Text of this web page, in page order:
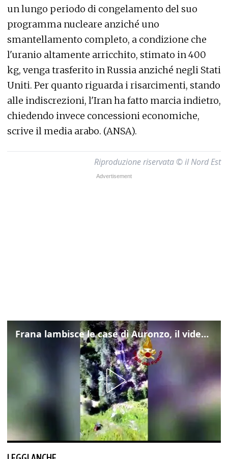
un lungo periodo di congelamento del suo
programma nucleare anziché uno
smantellamento completo, a condizione che
l'uranio altamente arricchito, stimato in 400
kg, venga trasferito in Russia anziché negli Stati
Uniti. Per quanto riguarda i risarcimenti, stando
alle indiscrezioni, l'Iran ha fatto marcia indietro,
chiedendo invece concessioni economiche,
scrive il media arabo. (ANSA).
Riproduzione riservata © il Nord Est
Frana lambisce le case di Auronzo, il video dall'elicottero dei vigili del fuoco